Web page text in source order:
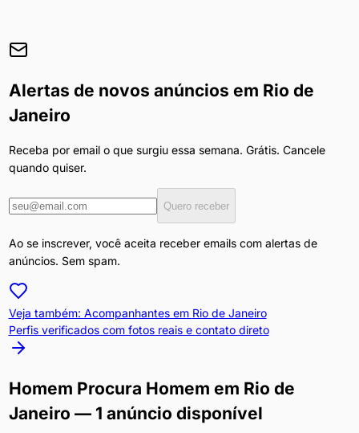
Alertas de novos anúncios em Rio de
Janeiro
Receba por email o que surgiu essa semana. Grátis. Cancele
quando quiser.
Quero receber
Ao se inscrever, você aceita receber emails com alertas de
anúncios. Sem spam.
Veja também: Acompanhantes em Rio de Janeiro
Perfis verificados com fotos reais e contato direto
Homem Procura Homem em Rio de
Janeiro — 1 anúncio disponível